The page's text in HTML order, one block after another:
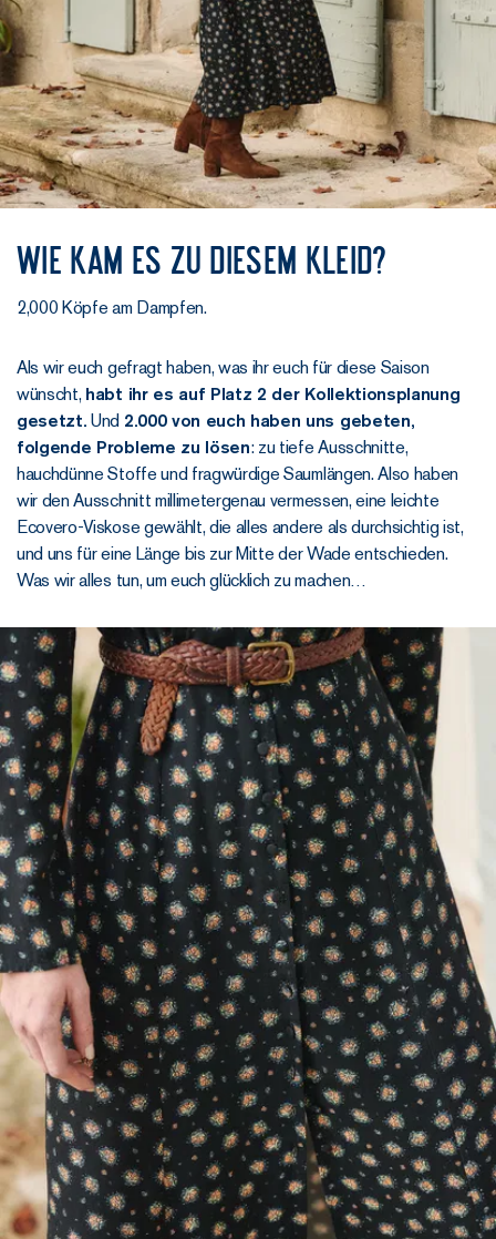
Wie kam es zu diesem Kleid?
2,000 Köpfe am Dampfen.
Als wir euch gefragt haben, was ihr euch für diese Saison
wünscht, habt ihr es auf Platz 2 der Kollektionsplanung
gesetzt. Und 2.000 von euch haben uns gebeten,
folgende Probleme zu lösen: zu tiefe Ausschnitte,
hauchdünne Stoffe und fragwürdige Saumlängen. Also haben
wir den Ausschnitt millimetergenau vermessen, eine leichte
Ecovero-Viskose gewählt, die alles andere als durchsichtig ist,
und uns für eine Länge bis zur Mitte der Wade entschieden.
Was wir alles tun, um euch glücklich zu machen…